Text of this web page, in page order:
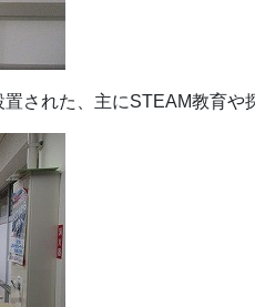
された、主にSTEAM教育や